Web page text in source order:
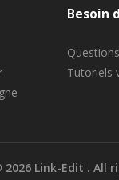
Besoin
Tutoriels
2026 Link-Edit . All